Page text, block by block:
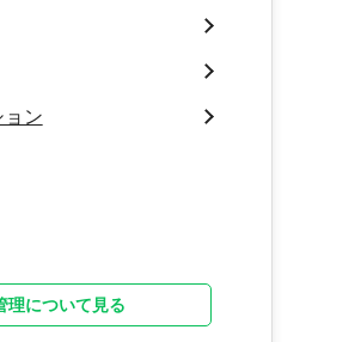
ョン
理について見る